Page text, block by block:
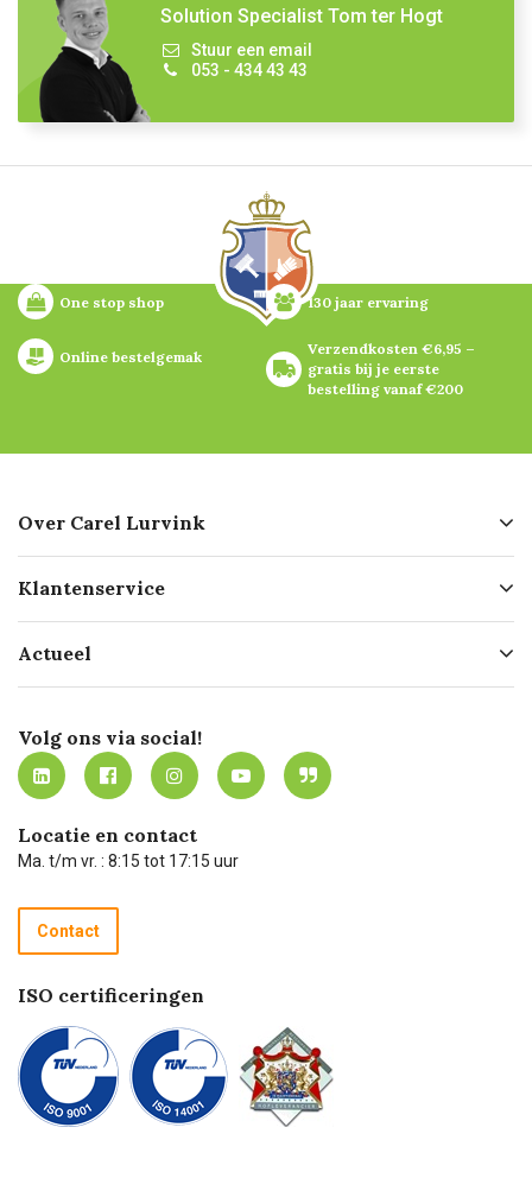
Solution Specialist Tom ter Hogt
Stuur een email
053 - 434 43 43
One stop shop 130 jaar ervaring
Online bestelgemak
Verzendkosten €6,95 –
gratis bij je eerste
bestelling vanaf €200
Over Carel Lurvink
Geschiedenis
Missie
Werken bij Carel Lurvink
MVO
Klantenservice
Bezorgen
Mijn Carel Lurvink
Mijn Carel Lurvink instructievideo's
Carel Lurvink App
Hulp op afstand
Technische dienst
Recycle programma
Betalen
Actueel
Innovation LAB
Tevreden klanten
Carel Lurvink Blog
Carel de podcast
Volg ons via social!
Locatie en contact
Ma. t/m vr. : 8:15 tot 17:15 uur
Contact
ISO certificeringen